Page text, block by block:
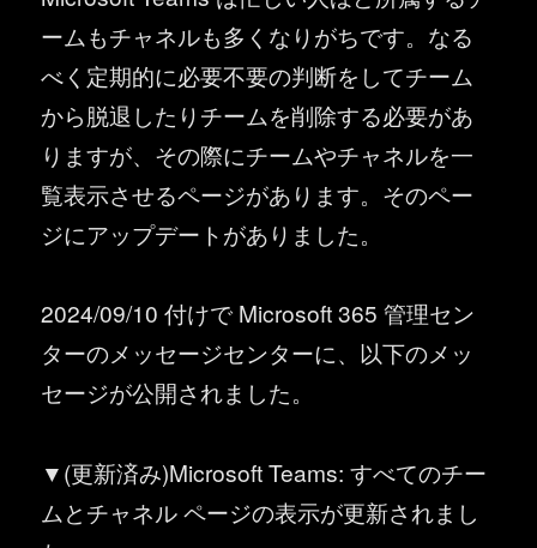
ームもチャネルも多くなりがちです。なる
べく定期的に必要不要の判断をしてチーム
から脱退したりチームを削除する必要があ
りますが、その際にチームやチャネルを一
覧表示させるページがあります。そのペー
ジにアップデートがありました。
2024/09/10 付けで Microsoft 365 管理セン
ターのメッセージセンターに、以下のメッ
セージが公開されました。
▼(更新済み)Microsoft Teams: すべてのチー
ムとチャネル ページの表示が更新されまし